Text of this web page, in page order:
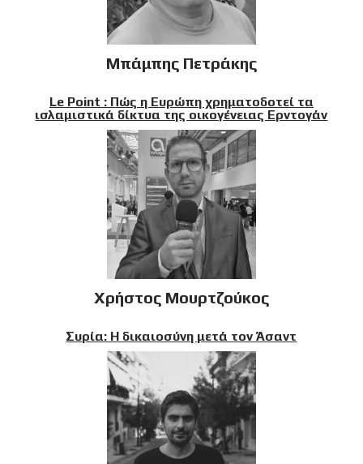
Μπάμπης Πετράκης
Le Point : Πώς η Ευρώπη χρηματοδοτεί τα
ισλαμιστικά δίκτυα της οικογένειας Ερντογάν
Χρήστος Μουρτζούκος
Συρία: Η δικαιοσύνη μετά τον Άσαντ